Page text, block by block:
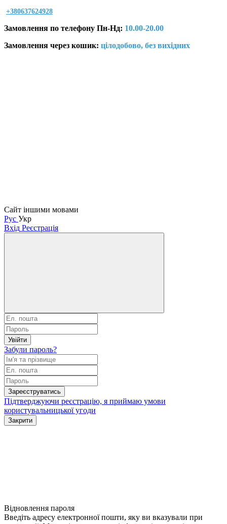
+380637624928
Замовлення по телефону Пн-Нд: 10.00-20.00
Замовлення через кошик: цілодобово, без вихідних
Сайт іншими мовами
Рус Укр
Вхід Реєстрація
Увійти
Забули пароль?
Зареєструватись
Підтверджуючи реєстрацію, я приймаю умови
користувальницької угоди
Закрити
Відновлення пароля
Введіть адресу електронної пошти, яку ви вказували при